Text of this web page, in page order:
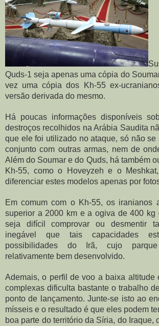
Quds-1 seja apenas uma cópia do
vez uma cópia dos Kh-55 ex-
versão derivada do mesmo.
Há poucas informações disponíveis
destroços recolhidos na Arábia Saudita
que ele foi utilizado no ataque, só não se
conjunto com outras armas, nem de
Além do Soumar e do Quds, há também
Kh-55, como o Hoveyzeh e o
diferenciar estes modelos apenas por
Em comum com o Kh-55, os iranianos
superior a 2000 km e a ogiva de 400 kg
seja difícil comprovar ou desmentir
inegável que tais capacidades
possibilidades do Irã, cujo
relativamente bem desenvolvido.
Ademais, o perfil de voo a baixa altitude
complexas dificulta bastante o trabalho
ponto de lançamento. Junte-se isto ao
mísseis e o resultado é que eles podem
boa parte do território da Síria, do Iraque,